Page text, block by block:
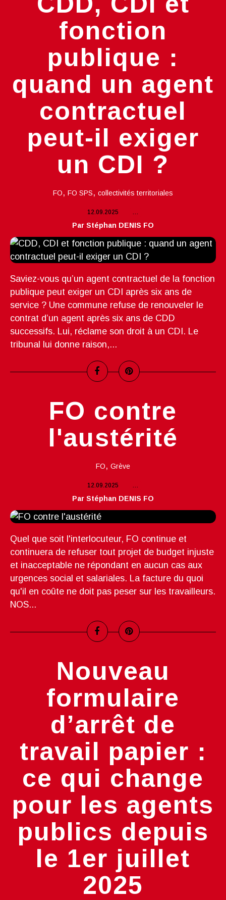
fonction
publique :
quand un agent
contractuel
peut-il exiger
un CDI ?
FO, FO SPS, collectivités territoriales
12.09.2025 …
Par Stéphan DENIS FO
Saviez-vous qu’un agent contractuel de la fonction
publique peut exiger un CDI après six ans de
service ? Une commune refuse de renouveler le
contrat d’un agent après six ans de CDD
successifs. Lui, réclame son droit à un CDI. Le
tribunal lui donne raison,...
FO contre
l'austérité
FO, Grève
12.09.2025 …
Par Stéphan DENIS FO
Quel que soit l'interlocuteur, FO continue et
continuera de refuser tout projet de budget injuste
et inacceptable ne répondant en aucun cas aux
urgences social et salariales. La facture du quoi
qu'il en coûte ne doit pas peser sur les travailleurs.
NOS...
Nouveau
formulaire
d’arrêt de
travail papier :
ce qui change
pour les agents
publics depuis
le 1er juillet
2025